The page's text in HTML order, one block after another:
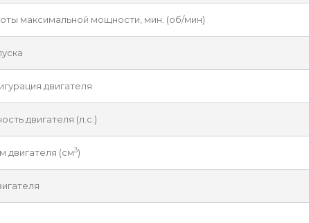
максимальной мощности, мин. (об/мин)
двигателя
двигателя (л.с.)
двигателя (см3)